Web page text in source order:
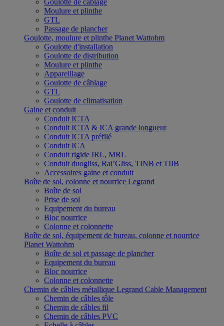
Goulotte de câblage
Moulure et plinthe
GTL
Passage de plancher
Goulotte, moulure et plinthe Planet Wattohm
Goulotte d'installation
Goulotte de distribution
Moulure et plinthe
Appareillage
Goulotte de câblage
GTL
Goulotte de climatisation
Gaine et conduit
Conduit ICTA
Conduit ICTA & ICA grande longueur
Conduit ICTA préfilé
Conduit ICA
Conduit rigide IRL, MRL
Conduit duogliss, Rai’Gliss, TINB et TIIB
Accessoires gaine et conduit
Boîte de sol, colonne et nourrice Legrand
Boîte de sol
Prise de sol
Equipement du bureau
Bloc nourrice
Colonne et colonnette
Boîte de sol, équipement de bureau, colonne et nourrice
Planet Wattohm
Boîte de sol et passage de plancher
Equipement du bureau
Bloc nourrice
Colonne et colonnette
Chemin de câbles métallique Legrand Cable Management
Chemin de câbles tôle
Chemin de câbles fil
Chemin de câbles PVC